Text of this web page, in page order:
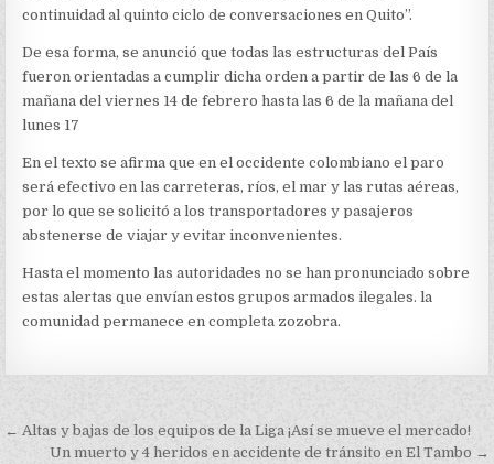
continuidad al quinto ciclo de conversaciones en Quito”.
De esa forma, se anunció que todas las estructuras del País
fueron orientadas a cumplir dicha orden a partir de las 6 de la
mañana del viernes 14 de febrero hasta las 6 de la mañana del
lunes 17
En el texto se afirma que en el occidente colombiano el paro
será efectivo en las carreteras, ríos, el mar y las rutas aéreas,
por lo que se solicitó a los transportadores y pasajeros
abstenerse de viajar y evitar inconvenientes.
Hasta el momento las autoridades no se han pronunciado sobre
estas alertas que envían estos grupos armados ilegales. la
comunidad permanece en completa zozobra.
Navegación
← Altas y bajas de los equipos de la Liga ¡Así se mueve el mercado!
Un muerto y 4 heridos en accidente de tránsito en El Tambo →